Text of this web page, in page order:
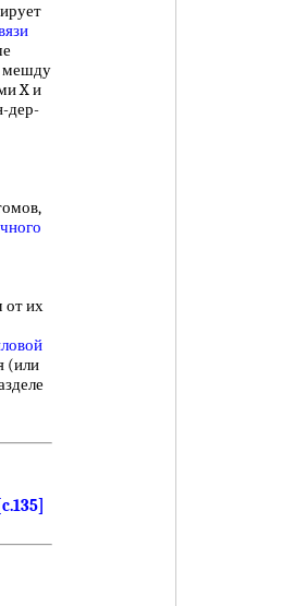
мешду
X и
дер-
от их
(или
[c.135]